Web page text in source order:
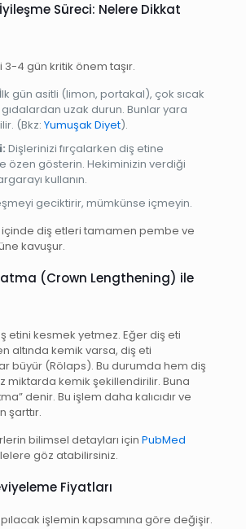
Süreci: Nelere Dikkat
4 gün kritik önem taşır.
İlk gün asitli (limon, portakal), çok sıcak
uzak durun. Bunlar yara
(Bkz: Yumuşak Diyet).
Dişlerinizi fırçalarken diş etine
özen gösterin. Hekiminizin verdiği
kullanın.
geciktirir, mümkünse içmeyin.
içinde diş etleri tamamen pembe ve
kavuşur.
(Crown Lengthening) ile
etini kesmek yetmez. Eğer diş eti
altında kemik varsa, diş eti
büyür (Rölaps). Bu durumda hem diş
miktarda kemik şekillendirilir. Buna
denir. Bu işlem daha kalıcıdır ve
şarttır.
bilimsel detayları için PubMed
göz atabilirsiniz.
Fiyatları
işlemin kapsamına göre değişir.